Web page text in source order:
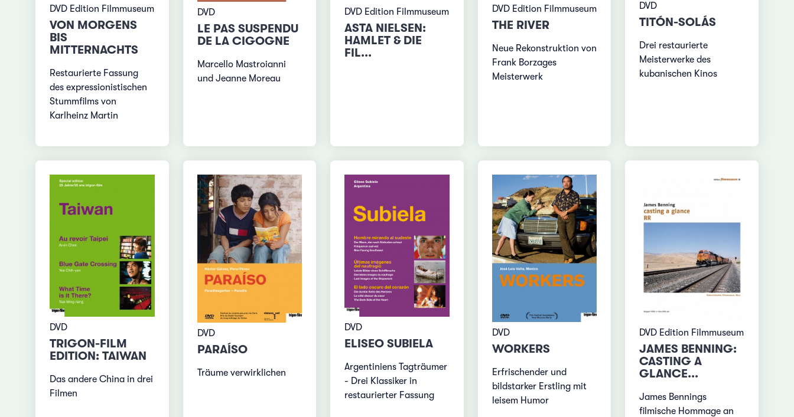
DVD Edition Filmmuseum
VON MORGENS
BIS
MITTERNACHTS
Restaurierte Fassung
des expressionistischen
Stummfilms von
Karlheinz Martin
DVD
LE PAS SUSPENDU
DE LA CIGOGNE
Marcello Mastroianni
und Jeanne Moreau
DVD Edition Filmmuseum
ASTA NIELSEN:
HAMLET & DIE
FIL...
DVD Edition Filmmuseum
THE RIVER
Neue Rekonstruktion von
Frank Borzages
Meisterwerk
DVD
TITÓN-SOLÁS
Drei restaurierte
Meisterwerke des
kubanischen Kinos
DVD
TRIGON-FILM
EDITION: TAIWAN
Das andere China in drei
Filmen
DVD
PARAÍSO
Träume verwirklichen
DVD
ELISEO SUBIELA
Argentiniens Tagträumer
- Drei Klassiker in
restaurierter Fassung
DVD
WORKERS
Erfrischender und
bildstarker Erstling mit
leisem Humor
DVD Edition Filmmuseum
JAMES BENNING:
CASTING A
GLANCE...
James Bennings
filmische Hommage an